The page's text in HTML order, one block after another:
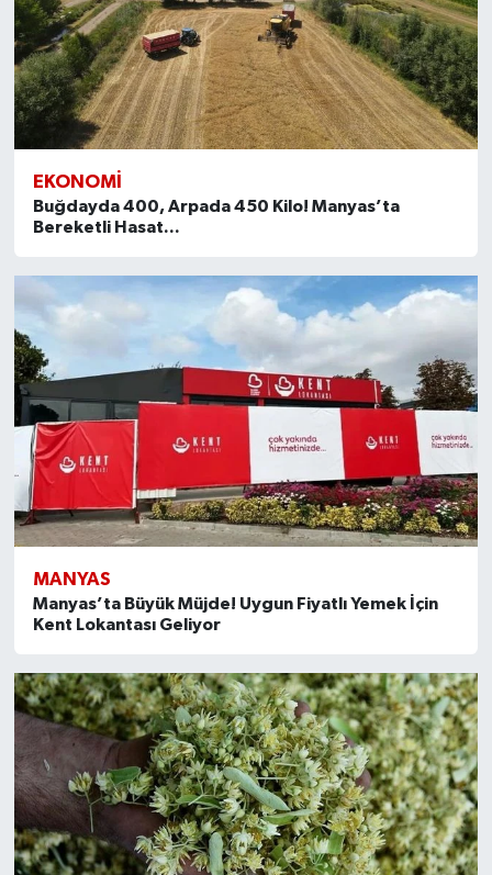
EKONOMİ
Buğdayda 400, Arpada 450 Kilo! Manyas’ta
Bereketli Hasat...
MANYAS
Manyas’ta Büyük Müjde! Uygun Fiyatlı Yemek İçin
Kent Lokantası Geliyor